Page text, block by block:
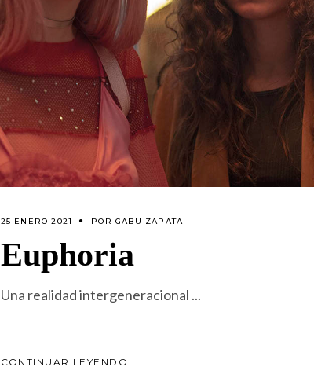
25 ENERO 2021 POR GABU ZAPATA
Euphoria
Una realidad intergeneracional
CONTINUAR LEYENDO